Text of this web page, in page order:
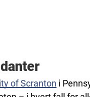
of Scranton i